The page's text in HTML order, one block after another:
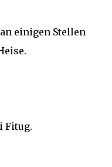
einigen Stellen
Fitug.